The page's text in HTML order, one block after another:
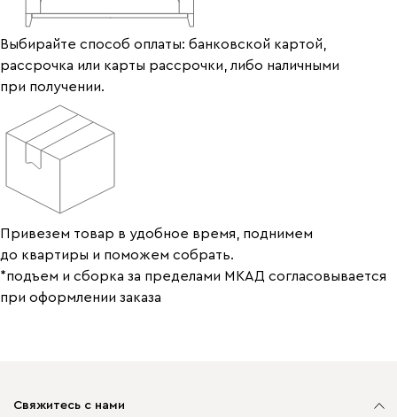
Выбирайте способ оплаты: банковской картой,
рассрочка или карты рассрочки, либо наличными
при получении.
Привезем товар в удобное время, поднимем
до квартиры и поможем собрать.
*подъем и сборка за пределами МКАД согласовывается
при оформлении заказа
Свяжитесь с нами